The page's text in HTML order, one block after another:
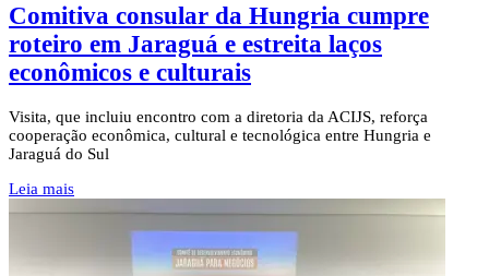
Comitiva consular da Hungria cumpre
roteiro em Jaraguá e estreita laços
econômicos e culturais
Visita, que incluiu encontro com a diretoria da ACIJS, reforça
cooperação econômica, cultural e tecnológica entre Hungria e
Jaraguá do Sul
Leia mais